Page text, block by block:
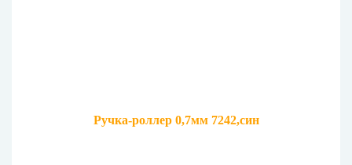
Ручка-роллер 0,7мм 7242,син